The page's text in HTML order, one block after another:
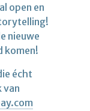
open en
nieuwe
komen!
écht
van